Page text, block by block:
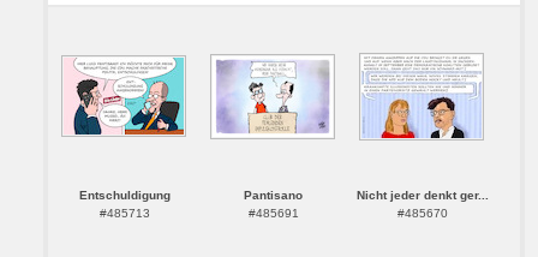
Entschuldigung
#485713
Pantisano
#485691
Nicht jeder denkt ger...
#485670